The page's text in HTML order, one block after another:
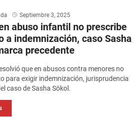
Septiembre 3, 2025
abuso infantil no prescribe
a indemnización, caso Sasha
precedente
que en abusos contra menores no
para exigir indemnización, jurisprudencia
caso de Sasha Sökol.